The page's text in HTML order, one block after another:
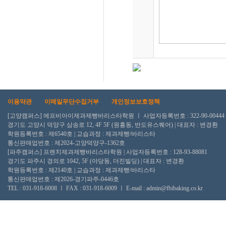
이용약관 이메일무단수집거부
개인정보보호정책
[고양캠퍼스] 에프비아이제과제빵바리스타학원 ㅣ 사업자등록번호 : 322-90-00444
경기도 고양시 덕양구 삼송로 12, 4F 5F (원흥동, 반도유스퀘어) | 대표자 : 변경환
학원등록번호 : 제6540호 | 교습과정 : 제과제빵/바리스타
통신판매업번호 : 제2024-고양덕양구-1362호
[파주캠퍼스] 프렌치제과제빵바리스타학원 | 사업자등록번호 : 128-93-88081
경기도 파주시 경의로 1042, 5F (야당동, 더진빌딩) | 대표자 : 변경환
학원등록번호 : 제2140호 | 교습과정 : 제과제빵/바리스타
통신판매업번호 : 제2026-경기파주-0446호
TEL : 031-918-6008 ㅣ FAX : 031-918-6009 ㅣ E-mail : admin@fbibaking.co.kr